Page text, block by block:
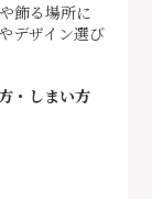
飾る場所に
デザイン選び
・しまい方